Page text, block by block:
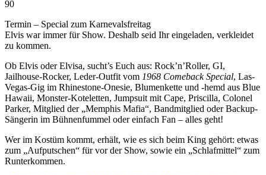
90
Termin – Special zum Karnevalsfreitag
Elvis war immer für Show. Deshalb seid Ihr eingeladen, verkleidet
zu kommen.
Ob Elvis oder Elvisa, sucht’s Euch aus: Rock’n’Roller, GI,
Jailhouse-Rocker, Leder-Outfit vom 1968 Comeback Special, Las-
Vegas-Gig im Rhinestone-Onesie, Blumenkette und -hemd aus Blue
Hawaii, Monster-Koteletten, Jumpsuit mit Cape, Priscilla, Colonel
Parker, Mitglied der „Memphis Mafia“, Bandmitglied oder Backup-
Sängerin im Bühnenfummel oder einfach Fan – alles geht!
Wer im Kostüm kommt, erhält, wie es sich beim King gehört: etwas
zum „Aufputschen“ für vor der Show, sowie ein „Schlafmittel“ zum
Runterkommen.